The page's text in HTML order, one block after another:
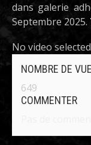
dans galerie
Septembre 2025.
No video
NOMBRE DE
649
COMMENTER